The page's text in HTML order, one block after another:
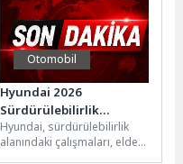
Otomobil
Hyundai 2026
Sürdürülebilirlik
Raporu’nu Yayımladı
Hyundai, sürdürülebilirlik
alanındaki çalışmaları, elde